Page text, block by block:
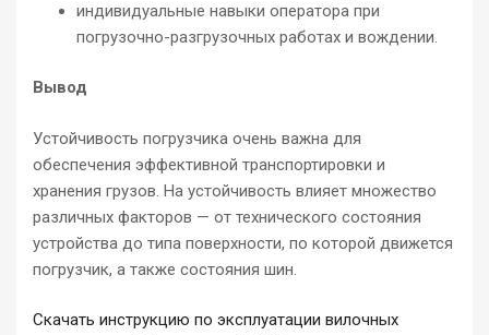
индивидуальные навыки оператора при
погрузочно-разгрузочных работах и ​​вождении.
Вывод
Устойчивость погрузчика очень важна для
обеспечения эффективной транспортировки и
хранения грузов. На устойчивость влияет множество
различных факторов — от технического состояния
устройства до типа поверхности, по которой движется
погрузчик, а также состояния шин.
Скачать инструкцию по эксплуатации вилочных